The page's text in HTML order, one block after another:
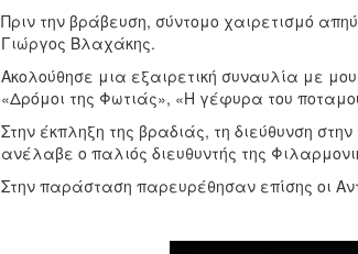
Πριν την βράβευση, σύντομο χαιρετισμό
Γιώργος Βλαχάκης.
Ακολούθησε μια εξαιρετική συναυλία με
«Δρόμοι της Φωτιάς», «Η γέφυρα του
Στην έκπληξη της βραδιάς, τη διεύθυνση
ανέλαβε ο παλιός διευθυντής της
Στην παράσταση παρευρέθησαν επίσης οι